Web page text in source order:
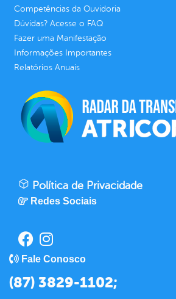
Competências da Ouvidoria
Dúvidas? Acesse o FAQ
Fazer uma Manifestação
Informações Importantes
Relatórios Anuais
Política de Privacidade
Redes Sociais
Fale Conosco
(87) 3829-1102;